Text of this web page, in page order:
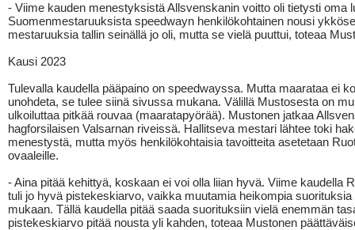
- Viime kauden menestyksistä Allsvenskanin voitto oli tietysti oma
Suomenmestaruuksista speedwayn henkilökohtainen nousi
mestaruuksia tallin seinällä jo oli, mutta se vielä puuttui, toteaa
Kausi 2023
Tulevalla kaudella pääpaino on speedwayssa. Mutta maarataa ei
unohdeta, se tulee siinä sivussa mukana. Välillä Mustosesta on
ulkoiluttaa pitkää rouvaa (maaratapyörää). Mustonen jatkaa
hagforsilaisen Valsarnan riveissä. Hallitseva mestari lähtee toki
menestystä, mutta myös henkilökohtaisia tavoitteita asetetaan
ovaaleille.
- Aina pitää kehittyä, koskaan ei voi olla liian hyvä. Viime kaudella
tuli jo hyvä pistekeskiarvo, vaikka muutamia heikompia suorituksia
mukaan. Tällä kaudella pitää saada suorituksiin vielä enemmän
pistekeskiarvo pitää nousta yli kahden, toteaa Mustonen